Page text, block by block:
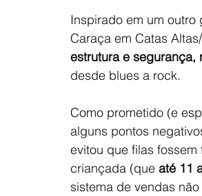
Inspirado em um
Caraça em Catas
estrutura e segurança,
desde blues a rock.
Como prometido (e
alguns pontos
evitou que filas
criançada (que até 11
sistema de vendas